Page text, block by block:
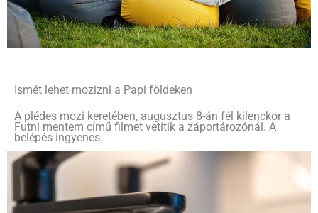
Ismét lehet mozizni a Papi földeken
A plédes mozi keretében, augusztus 8-án fél kilenckor a
Futni mentem című filmet vetítik a záportározónál. A
belépés ingyenes.